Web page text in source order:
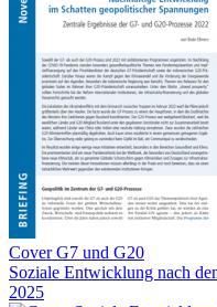
Cover G7 und G20
Soziale Entwicklung nach
2025